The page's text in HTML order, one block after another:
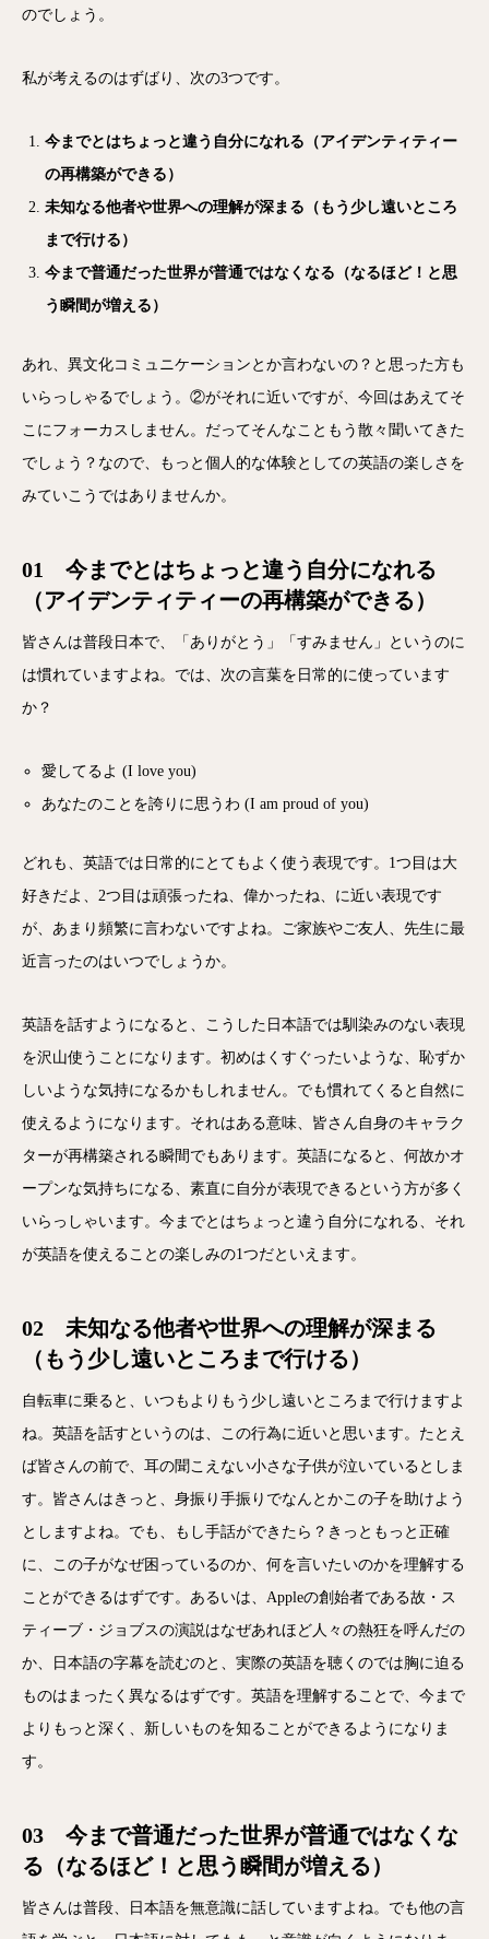
のでしょう。
私が考えるのはずばり、次の3つです。
今までとはちょっと違う自分になれる（アイデンティティー
の再構築ができる）
未知なる他者や世界への理解が深まる（もう少し遠いところ
まで行ける）
今まで普通だった世界が普通ではなくなる（なるほど！と思
う瞬間が増える）
あれ、異文化コミュニケーションとか言わないの？と思った方も
いらっしゃるでしょう。②がそれに近いですが、今回はあえてそ
こにフォーカスしません。だってそんなこともう散々聞いてきた
でしょう？なので、もっと個人的な体験としての英語の楽しさを
みていこうではありませんか。
01 今までとはちょっと違う自分になれる
（アイデンティティーの再構築ができる）
皆さんは普段日本で、「ありがとう」「すみません」というのに
は慣れていますよね。では、次の言葉を日常的に使っています
か？
愛してるよ (I love you)
あなたのことを誇りに思うわ (I am proud of you)
どれも、英語では日常的にとてもよく使う表現です。1つ目は大
好きだよ、2つ目は頑張ったね、偉かったね、に近い表現です
が、あまり頻繁に言わないですよね。ご家族やご友人、先生に最
近言ったのはいつでしょうか。
英語を話すようになると、こうした日本語では馴染みのない表現
を沢山使うことになります。初めはくすぐったいような、恥ずか
しいような気持になるかもしれません。でも慣れてくると自然に
使えるようになります。それはある意味、皆さん自身のキャラク
ターが再構築される瞬間でもあります。英語になると、何故かオ
ープンな気持ちになる、素直に自分が表現できるという方が多く
いらっしゃいます。今までとはちょっと違う自分になれる、それ
が英語を使えることの楽しみの1つだといえます。
02 未知なる他者や世界への理解が深まる
（もう少し遠いところまで行ける）
自転車に乗ると、いつもよりもう少し遠いところまで行けますよ
ね。英語を話すというのは、この行為に近いと思います。たとえ
ば皆さんの前で、耳の聞こえない小さな子供が泣いているとしま
す。皆さんはきっと、身振り手振りでなんとかこの子を助けよう
としますよね。でも、もし手話ができたら？きっともっと正確
に、この子がなぜ困っているのか、何を言いたいのかを理解する
ことができるはずです。あるいは、Appleの創始者である故・ス
ティーブ・ジョブスの演説はなぜあれほど人々の熱狂を呼んだの
か、日本語の字幕を読むのと、実際の英語を聴くのでは胸に迫る
ものはまったく異なるはずです。英語を理解することで、今まで
よりもっと深く、新しいものを知ることができるようになりま
す。
03 今まで普通だった世界が普通ではなくな
る（なるほど！と思う瞬間が増える）
皆さんは普段、日本語を無意識に話していますよね。でも他の言